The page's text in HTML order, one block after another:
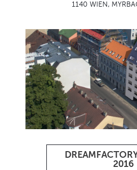
1140 WIEN,
2016